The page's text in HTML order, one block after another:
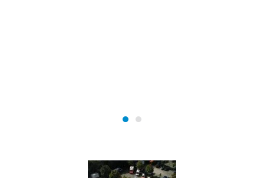
Wasserwacht Markt